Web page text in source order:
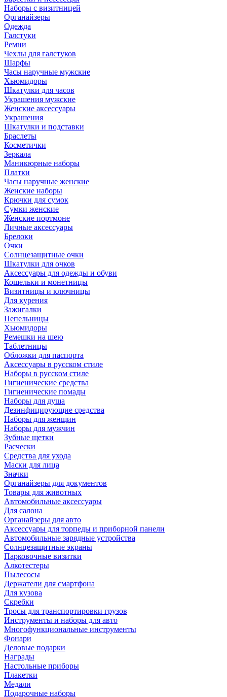
Наборы с визитницей
Органайзеры
Одежда
Галстуки
Ремни
Чехлы для галстуков
Шарфы
Часы наручные мужские
Хьюмидоры
Шкатулки для часов
Украшения мужские
Женские аксессуары
Украшения
Шкатулки и подставки
Браслеты
Косметички
Зеркала
Маникюрные наборы
Платки
Часы наручные женские
Женские наборы
Крючки для сумок
Сумки женские
Женские портмоне
Личные аксессуары
Брелоки
Очки
Солнцезащитные очки
Шкатулки для очков
Аксессуары для одежды и обуви
Кошельки и монетницы
Визитницы и ключницы
Для курения
Зажигалки
Пепельницы
Хьюмидоры
Ремешки на шею
Таблетницы
Обложки для паспорта
Аксессуары в русском стиле
Наборы в русском стиле
Гигиенические средства
Гигиенические помады
Наборы для душа
Дезинфицирующие средства
Наборы для женщин
Наборы для мужчин
Зубные щетки
Расчески
Средства для ухода
Маски для лица
Значки
Органайзеры для документов
Товары для животных
Автомобильные аксессуары
Для салона
Органайзеры для авто
Аксессуары для торпеды и приборной панели
Автомобильные зарядные устройства
Солнцезащитные экраны
Парковочные визитки
Алкотестеры
Пылесосы
Держатели для смартфона
Для кузова
Скребки
Тросы для транспортировки грузов
Инструменты и наборы для авто
Многофункциональные инструменты
Фонари
Деловые подарки
Награды
Настольные приборы
Плакетки
Медали
Подарочные наборы